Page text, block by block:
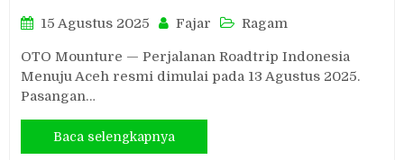
15 Agustus 2025 Fajar Ragam
OTO Mounture — Perjalanan Roadtrip Indonesia
Menuju Aceh resmi dimulai pada 13 Agustus 2025.
Pasangan…
Baca selengkapnya